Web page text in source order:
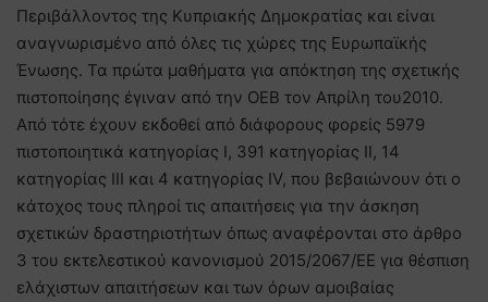
Περιβάλλοντος της Κυπριακής Δημοκρατίας και είναι
αναγνωρισμένο από όλες τις χώρες της Ευρωπαϊκής
Ένωσης. Τα πρώτα μαθήματα για απόκτηση της σχετικής
πιστοποίησης έγιναν από την ΟΕΒ τον Απρίλη του2010.
Από τότε έχουν εκδοθεί από διάφορους φορείς 5979
πιστοποιητικά κατηγορίας Ι, 391 κατηγορίας ΙΙ, 14
κατηγορίας ΙΙΙ και 4 κατηγορίας ΙV, που βεβαιώνουν ότι ο
κάτοχος τους πληροί τις απαιτήσεις για την άσκηση
σχετικών δραστηριοτήτων όπως αναφέρονται στο άρθρο
3 του εκτελεστικού κανονισμού 2015/2067/ΕΕ για θέσπιση
ελάχιστων απαιτήσεων και των όρων αμοιβαίας